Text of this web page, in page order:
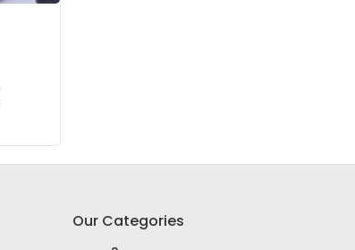
Our Categories